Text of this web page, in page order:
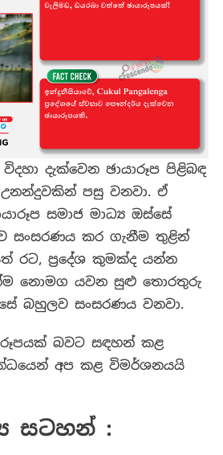
දැක්වෙන ඡායාරූප පිළිබඳ
පසු වනවා. ඒ
සමාජ මාධ්‍ය ඔස්සේ
සංසරණය කර ගැනීම තුළින්
රට, ප්‍රදේශ කුමක්ද යන්න
නොමග යවන සුළු තොරතුරු
බහුලව සංසරණය වනවා.
බවට සඳහන් කළ
අප කළ විමර්ශනයයි
සටහන් :